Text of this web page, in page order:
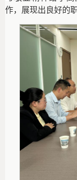
作，展现出良好的